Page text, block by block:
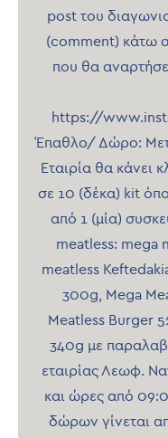
post του
(comment) κάτω
που θα
https://
Έπαθλο/ Δώρο:
Εταιρία θα κάνει
σε 10 (δέκα) kit
από 1 (μία)
meatless: mega
meatless
300g, Mega
Meatless Burger
340g με
εταιρίας Λεωφ.
και ώρες από
δώρων γίνεται